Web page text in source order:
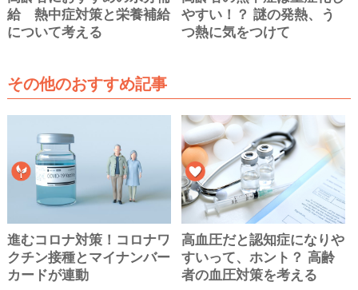
給 熱中症対策と栄養補給
について考える
やすい！？ 謎の発熱、う
つ熱に気をつけて
その他のおすすめ記事
進むコロナ対策！コロナワ
クチン接種とマイナンバー
カードが連動
高血圧だと認知症になりや
すいって、ホント？ 高齢
者の血圧対策を考える